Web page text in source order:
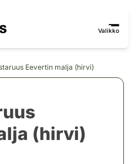
Valikko
Eevertin malja (hirvi)
(hirvi)